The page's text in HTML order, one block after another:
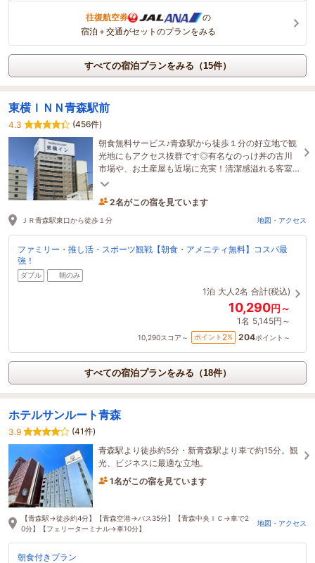
往復航空券
の
宿泊＋交通がセットのプランをみる
すべての宿泊プランをみる（15件）
東横ＩＮＮ青森駅前
4.3
(456件)
朝食無料サービス♪青森駅から徒歩１分の好立地で観
光地にもアクセス抜群です◎有名なのっけ丼の古川
市場や、お土産屋も近場に充実！清潔感溢れる客室
と明るい笑顔でスタッフ一同お待ちしております！
2名がこの宿を見ています
ＪＲ青森駅東口から徒歩１分 地図・アクセス
ファミリー・推し活・スポーツ観戦【朝食・アメニティ無料】コスパ最
強！
ダブル 朝のみ
1泊 大人2名 合計(税込)
10,290円～
1名 5,145円～
10,290スコア～ ポイント 2% 204ポイント～
すべての宿泊プランをみる（18件）
ホテルサンルート青森
3.9
(41件)
青森駅より徒歩約5分・新青森駅より車で約15分。観
光、ビジネスに最適な立地。
1名がこの宿を見ています
【青森駅→徒歩約4分】【青森空港→バス35分】【青森中央ＩＣ→車で2
0分】【フェリーターミナル→車10分】
地図・アクセス
朝食付きプラン